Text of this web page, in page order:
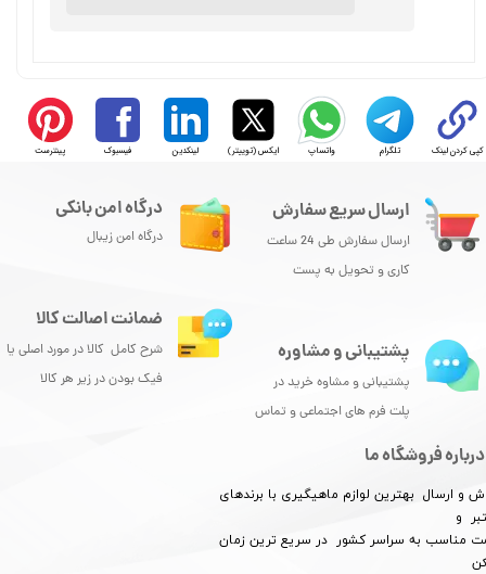
★★
★★★
کپی کردن لینک تلگرام واتساپ ایکس (توییتر) لینکدین فیسبوک پینترست
ارسال سریع سفارش
ارسال سفارش طی 24 ساعت
کاری و تحویل به پست
درباره فروشگاه ما
و ارسال بهترین لوازم ماهیگیری با برندهای
و
مناسب به سراسر کشور در سریع ترین زمان
درگاه امن بانکی
درگاه امن زیبال
پشتیبانی و مشاوره
پشتیبانی و مشاوه خرید در
پلت فرم های اجتماعی و تماس
ضمانت اصالت کالا
شرح کامل کالا در مورد اصلی یا
فیک بودن در زیر هر کالا